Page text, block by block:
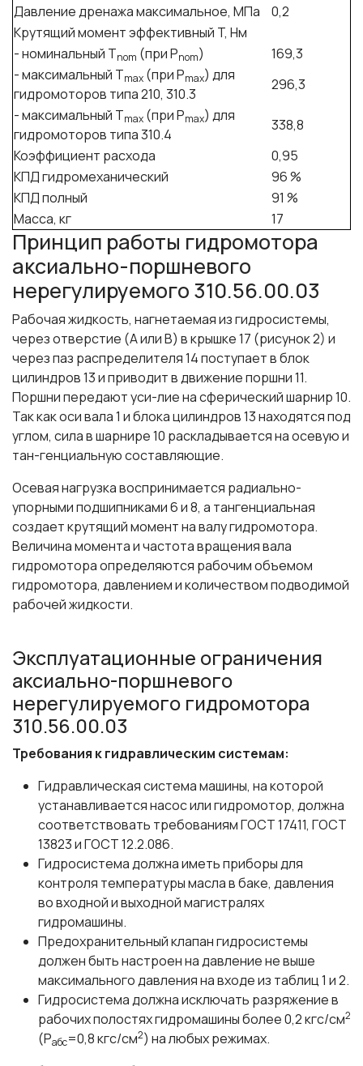
Давление дренажа максимальное, МПа
0,2
Крутящий момент эффективный T, Нм
- номинальный Тnom (при Pnom)
169,3
- максимальный Тmax (при Pmax) для
гидромоторов типа 210, 310.3
296,3
- максимальный Тmax (при Pmax) для
гидромоторов типа 310.4
338,8
Коэффициент расхода
0,95
КПД гидромеханический
96 %
КПД полный
91 %
Масса, кг
17
Принцип работы гидромотора
аксиально-поршневого
нерегулируемого 310.56.00.03
Рабочая жидкость, нагнетаемая из гидросистемы,
через отверстие (А или В) в крышке 17 (рисунок 2) и
через паз распределителя 14 поступает в блок
цилиндров 13 и приводит в движение поршни 11.
Поршни передают уси-лие на сферический шарнир 10.
Так как оси вала 1 и блока цилиндров 13 находятся под
углом, сила в шарнире 10 раскладывается на осевую и
тан-генциальную составляющие.
Осевая нагрузка воспринимается радиально-
упорными подшипниками 6 и 8, а тангенциальная
создает крутящий момент на валу гидромотора.
Величина момента и частота вращения вала
гидромотора определяются рабочим объемом
гидромотора, давлением и количеством подводимой
рабочей жидкости.
Эксплуатационные ограничения
аксиально-поршневого
нерегулируемого гидромотора
310.56.00.03
Требования к гидравлическим системам:
Гидравлическая система машины, на которой
устанавливается насос или гидромотор, должна
соответствовать требованиям ГОСТ 17411, ГОСТ
13823 и ГОСТ 12.2.086.
Гидросистема должна иметь приборы для
контроля температуры масла в баке, давления
во входной и выходной магистралях
гидромашины.
Предохранительный клапан гидросистемы
должен быть настроен на давление не выше
максимального давления на входе из таблиц 1 и 2.
Гидросистема должна исключать разряжение в
рабочих полостях гидромашины более 0,2 кгс/см2
(Pабс=0,8 кгс/см2) на любых режимах.